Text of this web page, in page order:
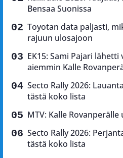
Bensaa Suonissa
Toyotan data paljasti,
rajuun ulosajoon
EK15: Sami Pajari
aiemmin Kalle
Secto Rally 2026:
tästä koko lista
MTV: Kalle Rovanperälle
Secto Rally 2026:
tästä koko lista